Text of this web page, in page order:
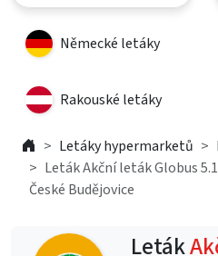
Německé letáky
Rakouské letáky
Letáky hypermarketů
Leták Akční leták Globus
České Budějovice
Leták